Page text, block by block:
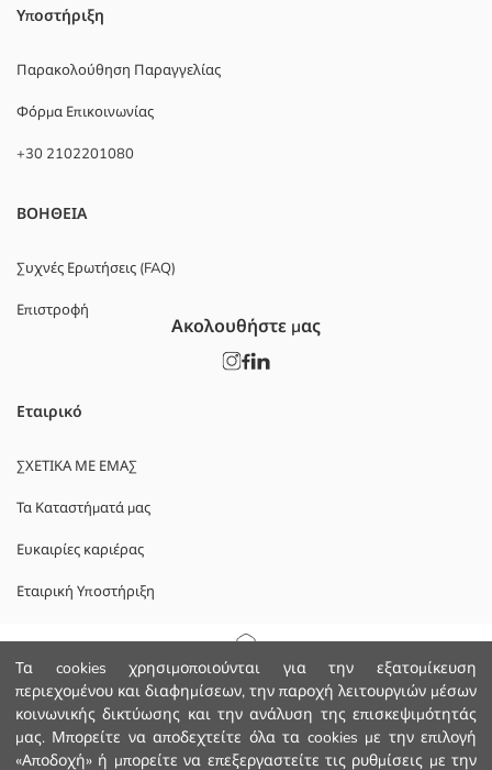
Τα cookies χρησιμοποιούνται για την εξατομίκευση
περιεχομένου και διαφημίσεων, την παροχή λειτουργιών μέσων
κοινωνικής δικτύωσης και την ανάλυση της επισκεψιμότητάς
μας. Μπορείτε να αποδεχτείτε όλα τα cookies με την επιλογή
«Αποδοχή» ή μπορείτε να επεξεργαστείτε τις ρυθμίσεις με την
Αρχική Σελίδα
Κατηγορίες
Το Καλάθι μου
Υποστήριξη
Παρακολούθηση Παραγγελίας
Φόρμα Επικοινωνίας
+30 2102201080
ΒΟΗΘΕΙΑ
Συχνές Ερωτήσεις (FAQ)
Επιστροφή
Εταιρικό
ΣΧΕΤΙΚΑ ΜΕ ΕΜΑΣ
Τα Καταστήματά μας
Ευκαιρίες καριέρας
Εταιρική Υποστήριξη
Πολιτική Απορρήτου και Ασφάλειας Δεδομένων
Οροι χρήσης
Ακολουθήστε μας